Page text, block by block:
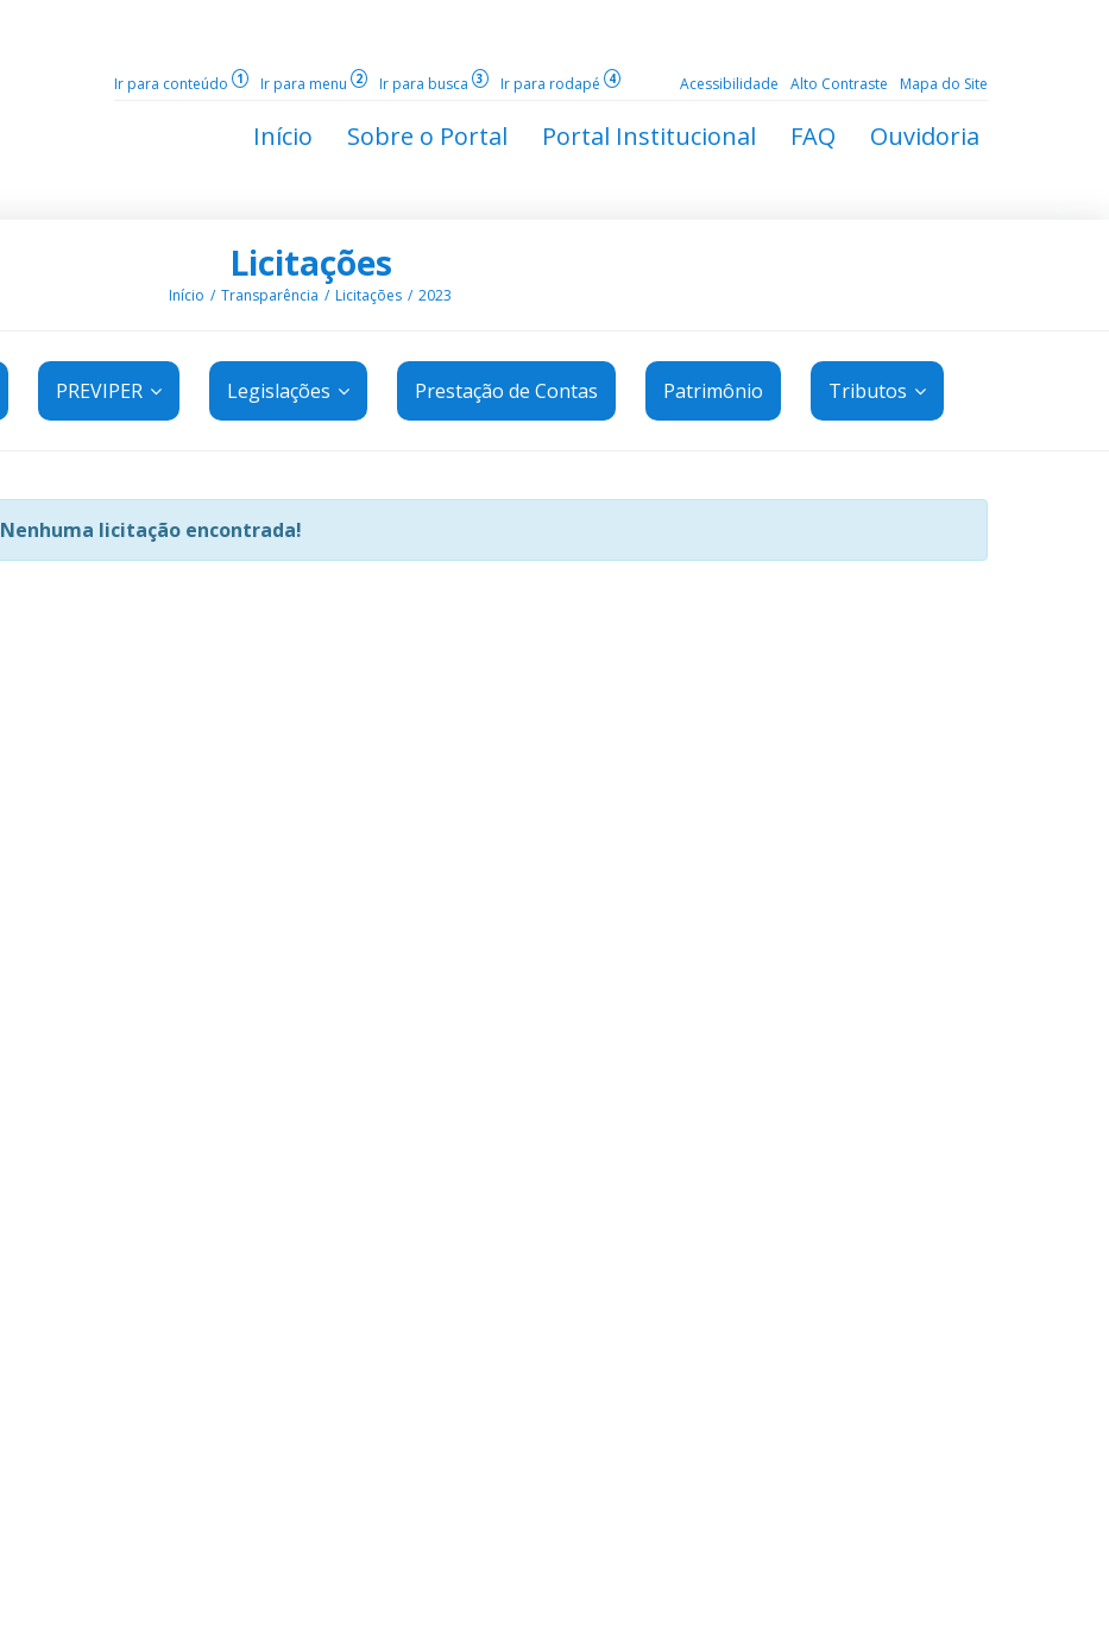
Ir para conteúdo 1 Ir para menu 2 Ir para busca 3 Ir para rodapé 4 Acessibilidade Alto Contraste Mapa do Site
Início Sobre o Portal Portal Institucional FAQ Ouvidoria
Licitações
Início Transparência Licitações 2023
PREVIPER Legislações Prestação de Contas Patrimônio Tributos
Nenhuma licitação encontrada!